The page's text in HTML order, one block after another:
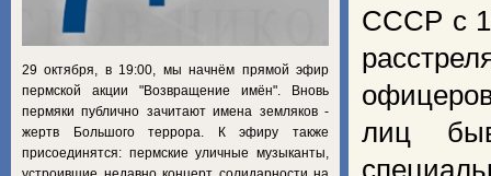
СССР с
лиц
29 октября, в 19:00, мы начнём прямой эфир
пермской акции "Возвращение имён". Вновь
пермяки публично зачитают имена земляков -
жертв Большого террора. К эфиру также
присоединятся: пермские уличные музыканты,